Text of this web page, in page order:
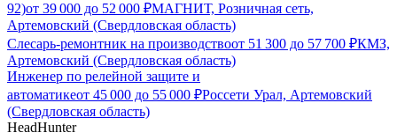
92)от 39 000 до 52 000 ₽МАГНИТ, Розничная сеть,
Артемовский (Свердловская область)
Слесарь-ремонтник на производствоот 51 300 до 57 700 ₽КМЗ,
Артемовский (Свердловская область)
Инженер по релейной защите и
автоматикеот 45 000 до 55 000 ₽Россети Урал, Артемовский
(Свердловская область)
HeadHunter